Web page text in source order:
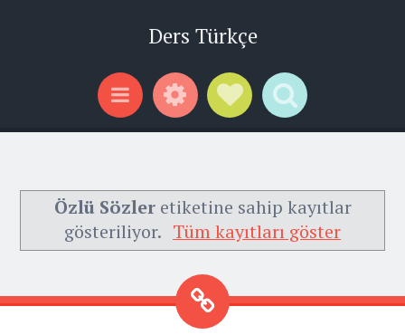
Ders Türkçe
Menu WidgetsSocial Links
Search
Özlü Sözleretiketine sahip kayıtlar
gösteriliyor. Tüm kayıtları göster